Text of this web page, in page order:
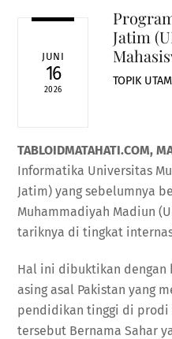
JUNI
16
2026
Jatim
TOPIK
TABLOIDMATAHATI.COM,
Informatika Universitas
Jatim) yang sebelumnya
Muhammadiyah Madiun
tariknya di tingkat
Hal ini dibuktikan dengan
asing asal Pakistan yang
pendidikan tinggi di prodi
tersebut Bernama Sahar